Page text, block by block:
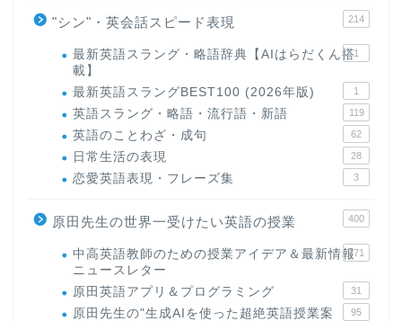
"シン"・英会話スピード表現 214
最新英語スラング・略語辞典【AIはらだくん搭
載】
1
最新英語スラングBEST100 (2026年版) 1
英語スラング・略語・流行語・新語 119
英語のことわざ・成句 62
日常生活の表現 28
恋愛英語表現・フレーズ集 3
原田先生の世界一受けたい英語の授業 400
中高英語教師のための授業アイデア＆最新情報
ニュースレター
171
原田英語アプリ＆プログラミング 31
原田先生の"生成AIを使った超絶英語授業案 95